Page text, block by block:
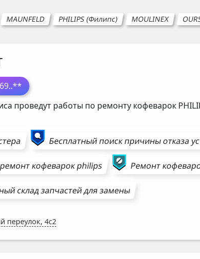
MAUNFELD PHILIPS (Филипс) MOULINEX
..**
проведут работы по ремонту кофеварок
Бесплатный поиск причины отказа
кофеварокphilips Ремонт
склад запчастей для замены
переулок, 4с2